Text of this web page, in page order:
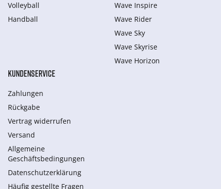
Volleyball
Handball
Wave Inspire
Wave Rider
Wave Sky
Wave Skyrise
Wave Horizon
KUNDENSERVICE
Zahlungen
Rückgabe
Vertrag widerrufen
Versand
Allgemeine
Geschäftsbedingungen
Datenschutzerklärung
Häufig gestellte Fragen